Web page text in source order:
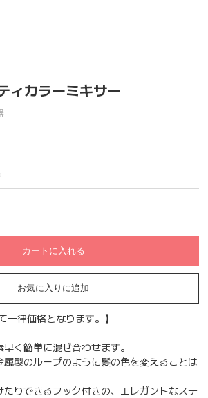
ィカラーミキサー
カートに入れる
お気に入りに追加
一律価格となります。】
く簡単に混ぜ合わせます。
属製のループのように髪の色を変えることは
たりできるフック付きの、エレガントなステ